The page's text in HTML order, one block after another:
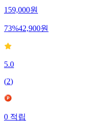
159,000원
73%42,900원
5.0
(2)
0 적립